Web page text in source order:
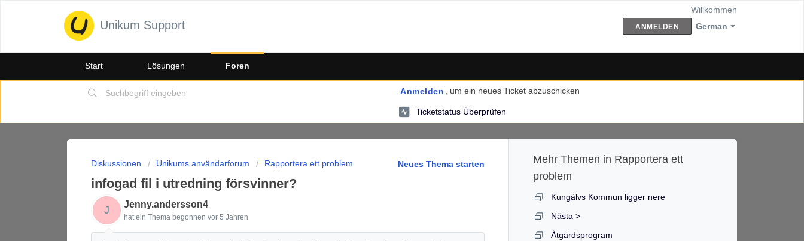
Unikum Support German
Willkommen
ANMELDEN
Start Lösungen Foren
Anmelden , um ein neues Ticket abzuschicken
Ticketstatus Überprüfen
Neues Thema starten
Diskussionen Unikums användarforum Rapportera ett problem
infogad fil i utredning försvinner?
J Jenny.andersson4
hat ein Thema begonnen vor 5 Jahren
Mehr Themen in Rapportera ett
problem
Kungälvs Kommun ligger nere
Nästa >
Åtgärdsprogram